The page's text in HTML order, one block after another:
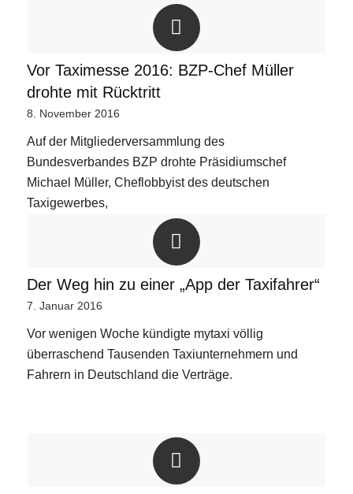
Vor Taximesse 2016: BZP-Chef Müller
drohte mit Rücktritt
8. November 2016
Auf der Mitgliederversammlung des
Bundesverbandes BZP drohte Präsidiumschef
Michael Müller, Cheflobbyist des deutschen
Taxigewerbes,
Der Weg hin zu einer „App der Taxifahrer“
7. Januar 2016
Vor wenigen Woche kündigte mytaxi völlig
überraschend Tausenden Taxiunternehmern und
Fahrern in Deutschland die Verträge.